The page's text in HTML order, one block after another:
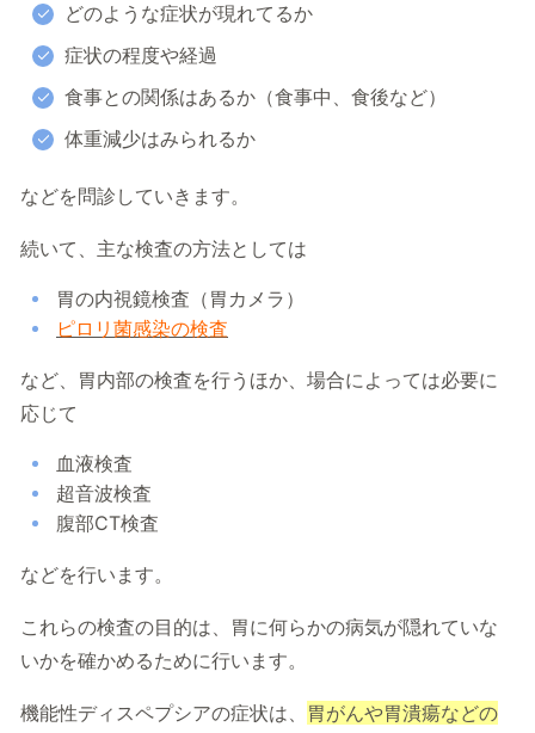
どのような症状が現れてるか
症状の程度や経過
食事との関係はあるか（食事中、食後など）
体重減少はみられるか
などを問診していきます。
続いて、主な検査の方法としては
胃の内視鏡検査（胃カメラ）
ピロリ菌感染の検査
など、胃内部の検査を行うほか、場合によっては必要に
応じて
血液検査
超音波検査
腹部CT検査
などを行います。
これらの検査の目的は、胃に何らかの病気が隠れていな
いかを確かめるために行います。
機能性ディスペプシアの症状は、 胃がんや胃潰瘍などの